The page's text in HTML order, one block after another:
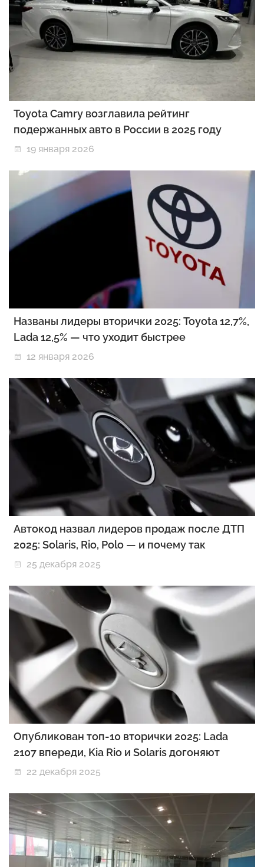
Toyota Camry возглавила рейтинг
подержанных авто в России в 2025 году
19 января 2026
Названы лидеры вторички 2025: Toyota 12,7%,
Lada 12,5% — что уходит быстрее
12 января 2026
Автокод назвал лидеров продаж после ДТП
2025: Solaris, Rio, Polo — и почему так
25 декабря 2025
Опубликован топ-10 вторички 2025: Lada
2107 впереди, Kia Rio и Solaris догоняют
22 декабря 2025